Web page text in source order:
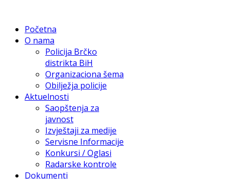
Početna
O nama
Policija Brčko
distrikta BiH
Organizaciona šema
Obilježja policije
Aktuelnosti
Saopštenja za
javnost
Izvještaji za medije
Servisne Informacije
Konkursi / Oglasi
Radarske kontrole
Dokumenti